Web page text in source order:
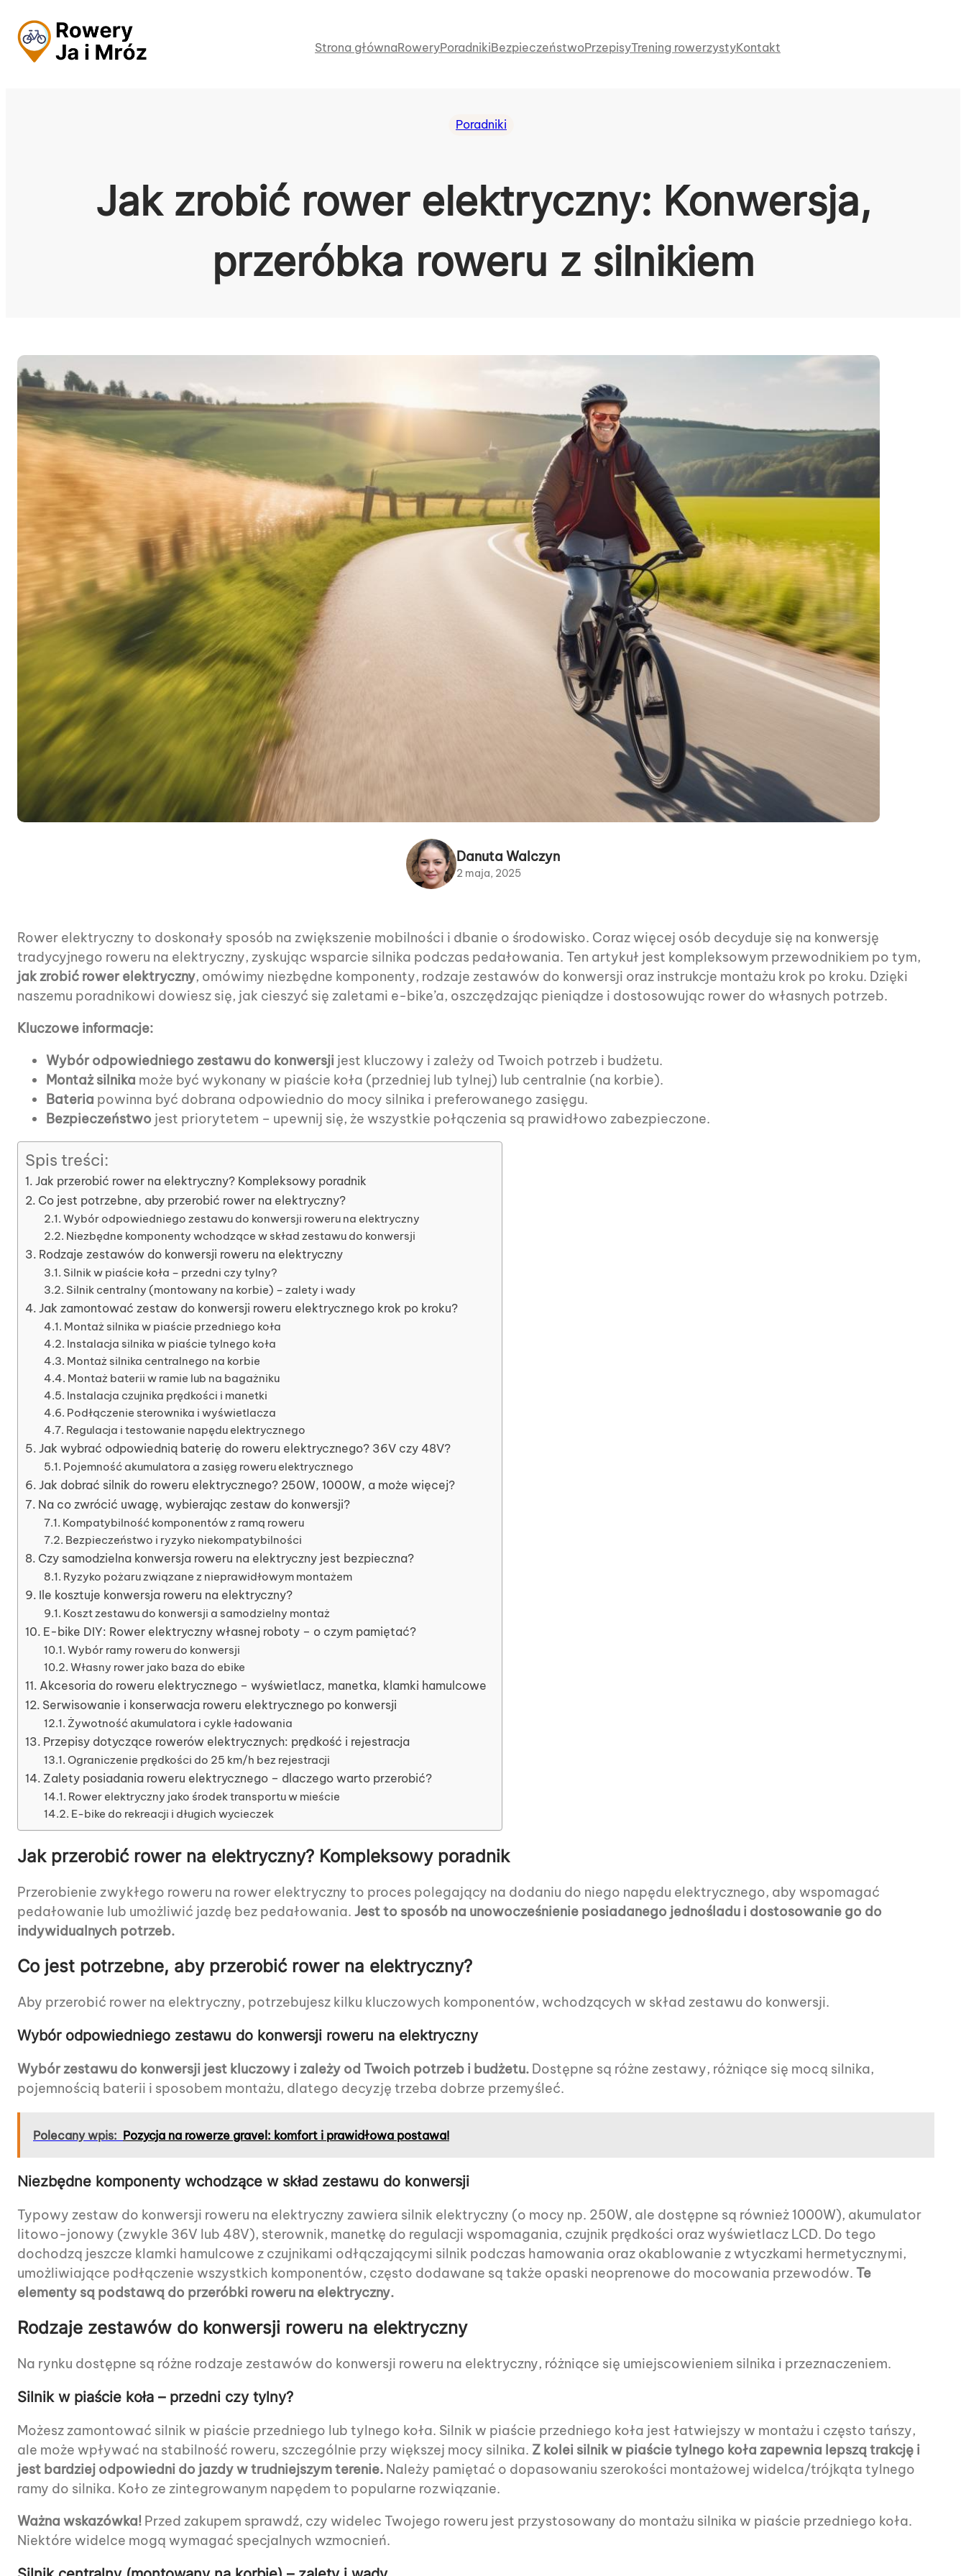
do
treści
Strona głównaRoweryPoradnikiBezpieczeństwoPrzepisyTrening rowerzystyKontakt
Poradniki
Jak zrobić rower elektryczny: Konwersja,
przeróbka roweru z silnikiem
Danuta Walczyn
2 maja, 2025
Rower elektryczny to doskonały sposób na zwiększenie mobilności i dbanie o środowisko. Coraz więcej osób decyduje się na konwersję
tradycyjnego roweru na elektryczny, zyskując wsparcie silnika podczas pedałowania. Ten artykuł jest kompleksowym przewodnikiem po tym,
jak zrobić rower elektryczny, omówimy niezbędne komponenty, rodzaje zestawów do konwersji oraz instrukcje montażu krok po kroku. Dzięki
naszemu poradnikowi dowiesz się, jak cieszyć się zaletami e-bike’a, oszczędzając pieniądze i dostosowując rower do własnych potrzeb.
Kluczowe informacje:
Wybór odpowiedniego zestawu do konwersji jest kluczowy i zależy od Twoich potrzeb i budżetu.
Montaż silnika może być wykonany w piaście koła (przedniej lub tylnej) lub centralnie (na korbie).
Bateria powinna być dobrana odpowiednio do mocy silnika i preferowanego zasięgu.
Bezpieczeństwo jest priorytetem – upewnij się, że wszystkie połączenia są prawidłowo zabezpieczone.
Spis treści:
Jak przerobić rower na elektryczny? Kompleksowy poradnik
Co jest potrzebne, aby przerobić rower na elektryczny?
Wybór odpowiedniego zestawu do konwersji roweru na elektryczny
Niezbędne komponenty wchodzące w skład zestawu do konwersji
Rodzaje zestawów do konwersji roweru na elektryczny
Silnik w piaście koła – przedni czy tylny?
Silnik centralny (montowany na korbie) – zalety i wady
Jak zamontować zestaw do konwersji roweru elektrycznego krok po kroku?
Montaż silnika w piaście przedniego koła
Instalacja silnika w piaście tylnego koła
Montaż silnika centralnego na korbie
Montaż baterii w ramie lub na bagażniku
Instalacja czujnika prędkości i manetki
Podłączenie sterownika i wyświetlacza
Regulacja i testowanie napędu elektrycznego
Jak wybrać odpowiednią baterię do roweru elektrycznego? 36V czy 48V?
Pojemność akumulatora a zasięg roweru elektrycznego
Jak dobrać silnik do roweru elektrycznego? 250W, 1000W, a może więcej?
Na co zwrócić uwagę, wybierając zestaw do konwersji?
Kompatybilność komponentów z ramą roweru
Bezpieczeństwo i ryzyko niekompatybilności
Czy samodzielna konwersja roweru na elektryczny jest bezpieczna?
Ryzyko pożaru związane z nieprawidłowym montażem
Ile kosztuje konwersja roweru na elektryczny?
Koszt zestawu do konwersji a samodzielny montaż
E-bike DIY: Rower elektryczny własnej roboty – o czym pamiętać?
Wybór ramy roweru do konwersji
Własny rower jako baza do ebike
Akcesoria do roweru elektrycznego – wyświetlacz, manetka, klamki hamulcowe
Serwisowanie i konserwacja roweru elektrycznego po konwersji
Żywotność akumulatora i cykle ładowania
Przepisy dotyczące rowerów elektrycznych: prędkość i rejestracja
Ograniczenie prędkości do 25 km/h bez rejestracji
Zalety posiadania roweru elektrycznego – dlaczego warto przerobić?
Rower elektryczny jako środek transportu w mieście
E-bike do rekreacji i długich wycieczek
Jak przerobić rower na elektryczny? Kompleksowy poradnik
Przerobienie zwykłego roweru na rower elektryczny to proces polegający na dodaniu do niego napędu elektrycznego, aby wspomagać
pedałowanie lub umożliwić jazdę bez pedałowania. Jest to sposób na unowocześnienie posiadanego jednośladu i dostosowanie go do
indywidualnych potrzeb.
Co jest potrzebne, aby przerobić rower na elektryczny?
Aby przerobić rower na elektryczny, potrzebujesz kilku kluczowych komponentów, wchodzących w skład zestawu do konwersji.
Wybór odpowiedniego zestawu do konwersji roweru na elektryczny
Wybór zestawu do konwersji jest kluczowy i zależy od Twoich potrzeb i budżetu. Dostępne są różne zestawy, różniące się mocą silnika,
pojemnością baterii i sposobem montażu, dlatego decyzję trzeba dobrze przemyśleć.
Polecany wpis: Pozycja na rowerze gravel: komfort i prawidłowa postawa!
Niezbędne komponenty wchodzące w skład zestawu do konwersji
Typowy zestaw do konwersji roweru na elektryczny zawiera silnik elektryczny (o mocy np. 250W, ale dostępne są również 1000W), akumulator
litowo-jonowy (zwykle 36V lub 48V), sterownik, manetkę do regulacji wspomagania, czujnik prędkości oraz wyświetlacz LCD. Do tego
dochodzą jeszcze klamki hamulcowe z czujnikami odłączającymi silnik podczas hamowania oraz okablowanie z wtyczkami hermetycznymi,
umożliwiające podłączenie wszystkich komponentów, często dodawane są także opaski neoprenowe do mocowania przewodów. Te
elementy są podstawą do przeróbki roweru na elektryczny.
Rodzaje zestawów do konwersji roweru na elektryczny
Na rynku dostępne są różne rodzaje zestawów do konwersji roweru na elektryczny, różniące się umiejscowieniem silnika i przeznaczeniem.
Silnik w piaście koła – przedni czy tylny?
Możesz zamontować silnik w piaście przedniego lub tylnego koła. Silnik w piaście przedniego koła jest łatwiejszy w montażu i często tańszy,
ale może wpływać na stabilność roweru, szczególnie przy większej mocy silnika. Z kolei silnik w piaście tylnego koła zapewnia lepszą trakcję i
jest bardziej odpowiedni do jazdy w trudniejszym terenie. Należy pamiętać o dopasowaniu szerokości montażowej widelca/trójkąta tylnego
ramy do silnika. Koło ze zintegrowanym napędem to popularne rozwiązanie.
Ważna wskazówka! Przed zakupem sprawdź, czy widelec Twojego roweru jest przystosowany do montażu silnika w piaście przedniego koła.
Niektóre widelce mogą wymagać specjalnych wzmocnień.